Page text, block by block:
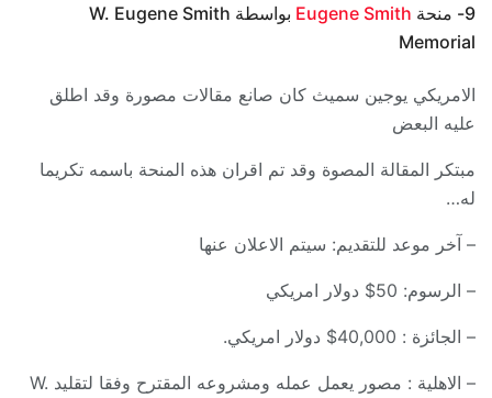
9- منحة Eugene Smith
بواسطة W. Eugene Smith
Memorial
الامريكي يوجين سميث كان صانع مقالات مصورة وقد اطلق
عليه البعض
مبتكر المقالة المصوة وقد تم اقران هذه المنحة باسمه تكريما
له…
– آخر موعد للتقديم: سيتم الاعلان عنها
– الرسوم: 50$ دولار امريكي
– الجائزة : 40,000$ دولار امريكي.
– الاهلية : مصور يعمل عمله ومشروعه المقترح وفقا لتقليد W.